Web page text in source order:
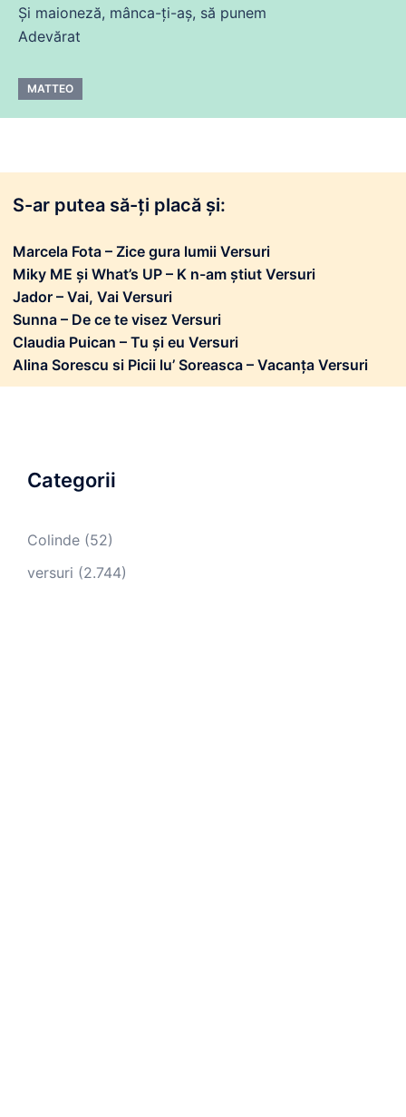
Și maioneză, mânca-ți-aș, să punem
Adevărat
MATTEO
S-ar putea să-ți placă și:
Marcela Fota – Zice gura lumii Versuri
Miky ME și What’s UP – K n-am știut Versuri
Jador – Vai, Vai Versuri
Sunna – De ce te visez Versuri
Claudia Puican – Tu și eu Versuri
Alina Sorescu si Picii lu’ Soreasca – Vacanța Versuri
Categorii
Colinde (52)
versuri (2.744)